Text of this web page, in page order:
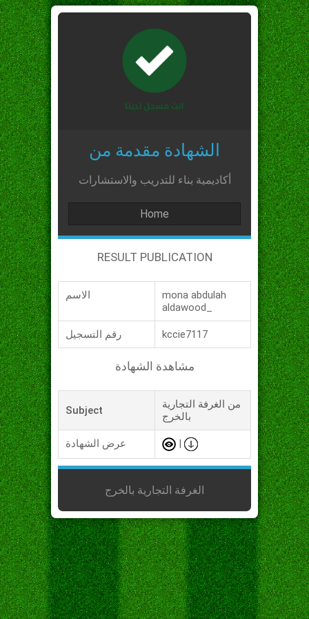
الشهادة مقدمة من
أكاديمية بناء للتدريب والاستشارات
Home
RESULT PUBLICATION
الاسم
mona abdulah
aldawood_
رقم التسجيل kccie7117
مشاهدة الشهادة
Subject
من الغرفة التجارية
بالخرج
عرض الشهادة
الغرفة التجارية بالخرج